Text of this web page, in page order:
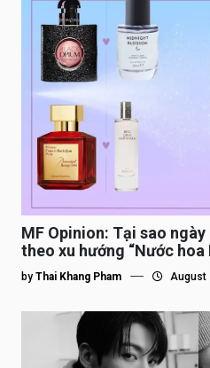
MF Opinion: Tại sao
theo xu hướng “Nước hoa
by Thai Khang Pham August